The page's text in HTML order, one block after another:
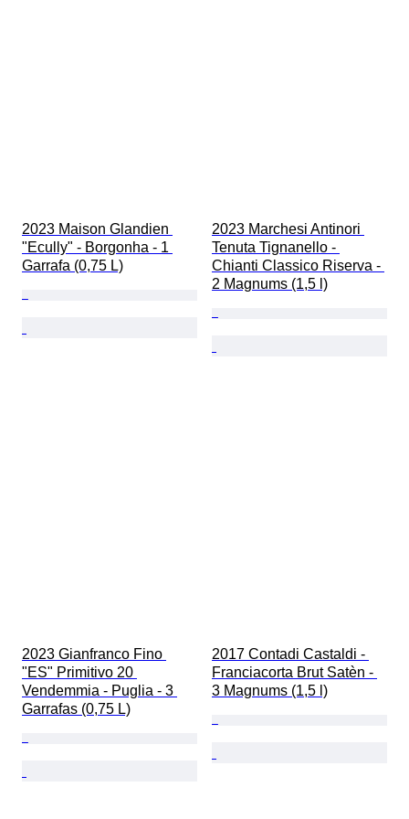
2023 Maison Glandien
"Ecully" - Borgonha - 1
Garrafa (0,75 L)
2023 Marchesi Antinori
Tenuta Tignanello -
Chianti Classico Riserva -
2 Magnums (1,5 l)
2023 Gianfranco Fino
"ES" Primitivo 20
Vendemmia - Puglia - 3
Garrafas (0,75 L)
2017 Contadi Castaldi -
Franciacorta Brut Satèn -
3 Magnums (1,5 l)